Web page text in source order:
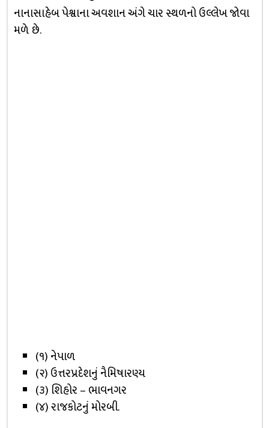
નાનાસાહેબ પેશ્વાના અવશાન અંગે ચાર સ્થળનો ઉલ્લેખ જોવા
મળે છે.
(૧) નેપાળ
(૨) ઉત્તરપ્રદેશનું નૈમિષારણ્ય
(૩) શિહોર – ભાવનગર
(૪) રાજકોટનું મોરબી.